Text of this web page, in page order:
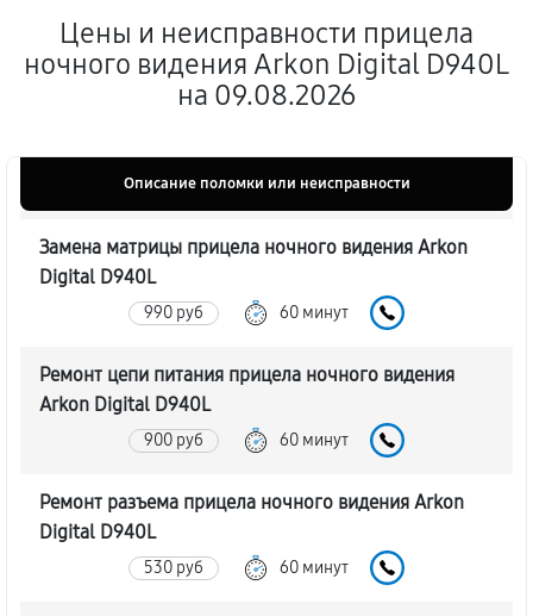
Цены и неисправности прицела
ночного видения Arkon Digital D940L
на 09.08.2026
Описание поломки или неисправности
Замена матрицы прицела ночного видения Arkon
Digital D940L
990 руб 60 минут
Ремонт цепи питания прицела ночного видения
Arkon Digital D940L
900 руб 60 минут
Ремонт разъема прицела ночного видения Arkon
Digital D940L
530 руб 60 минут